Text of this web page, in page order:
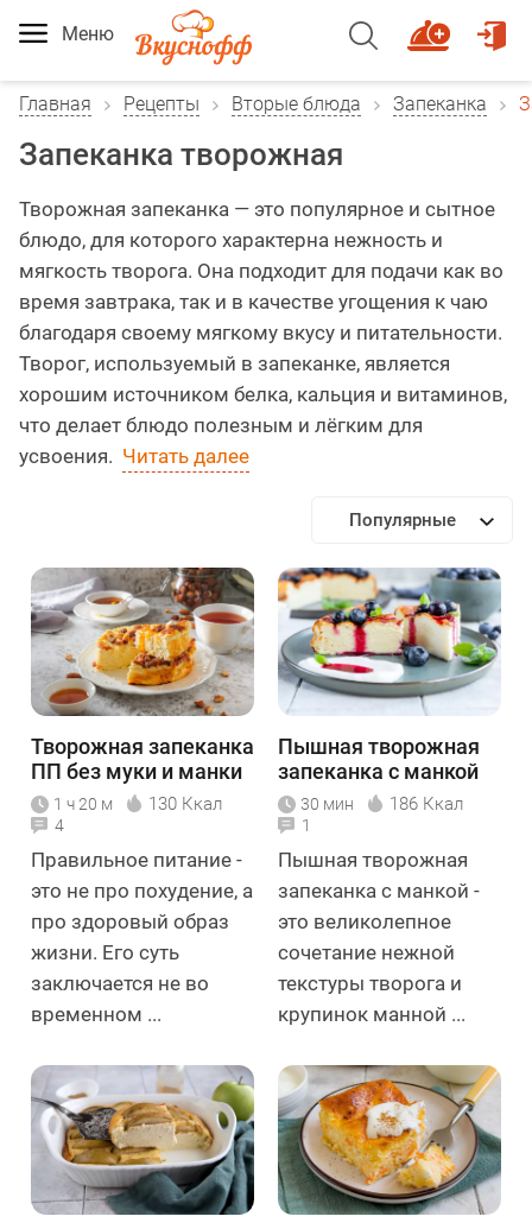
Меню
Главная Рецепты Вторые блюда Запеканка
Запеканка творожная
Творожная запеканка — это популярное и сытное
блюдо, для которого характерна нежность и
мягкость творога. Она подходит для подачи как во
время завтрака, так и в качестве угощения к чаю
благодаря своему мягкому вкусу и питательности.
Творог, используемый в запеканке, является
хорошим источником белка, кальция и витаминов,
что делает блюдо полезным и лёгким для
усвоения. Читать далее
Популярные
Творожная запеканка
ПП без муки и манки
1 ч 20 м 130 Ккал
4
Правильное питание -
это не про похудение, а
про здоровый образ
жизни. Его суть
заключается не во
временном ...
Пышная творожная
запеканка с манкой
30 мин 186 Ккал
1
Пышная творожная
запеканка с манкой -
это великолепное
сочетание нежной
текстуры творога и
крупинок манной ...